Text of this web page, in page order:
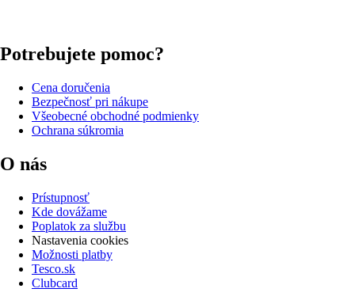
Potrebujete pomoc?
Cena doručenia
Bezpečnosť pri nákupe
Všeobecné obchodné podmienky
Ochrana súkromia
O nás
Prístupnosť
Kde dovážame
Poplatok za službu
Nastavenia cookies
Možnosti platby
Tesco.sk
Clubcard